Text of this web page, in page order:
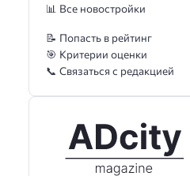
📊 Все новостройки
📝 Попасть в рейтинг
🎯 Критерии оценки
📞 Связаться с редакцией